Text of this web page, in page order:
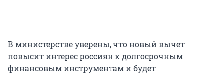
В министерстве уверены, что новый вычет
повысит интерес россиян к долгосрочным
финансовым инструментам и будет